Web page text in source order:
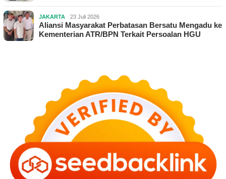
JAKARTA 23 Juli 2026
Aliansi Masyarakat Perbatasan Bersatu Mengadu ke
Kementerian ATR/BPN Terkait Persoalan HGU